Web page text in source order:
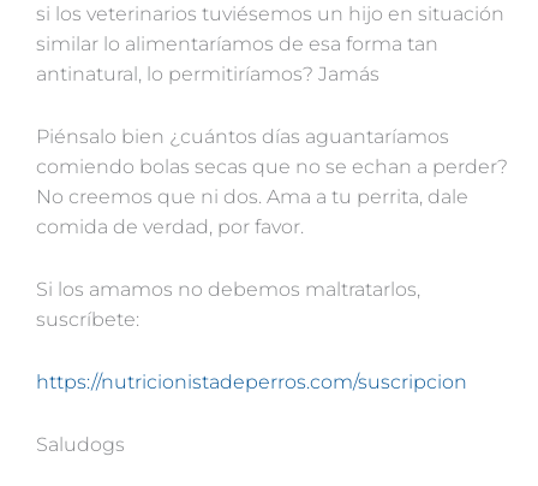
si los veterinarios tuviésemos un hijo en situación
similar lo alimentaríamos de esa forma tan
antinatural, lo permitiríamos? Jamás
Piénsalo bien ¿cuántos días aguantaríamos
comiendo bolas secas que no se echan a perder?
No creemos que ni dos. Ama a tu perrita, dale
comida de verdad, por favor.
Si los amamos no debemos maltratarlos,
suscríbete:
https://nutricionistadeperros.com/suscripcion
Saludogs